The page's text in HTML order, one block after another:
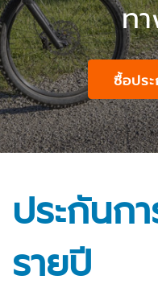
ท
ซื้อปร
ประกันก
รายปี